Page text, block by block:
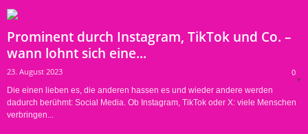
Prominent durch Instagram, TikTok und Co. –
wann lohnt sich eine...
23. August 2023 0
Die einen lieben es, die anderen hassen es und wieder andere werden
dadurch berühmt: Social Media. Ob Instagram, TikTok oder X: viele Menschen
verbringen...